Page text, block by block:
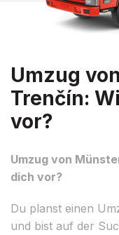
Umzug
Trenčín:
vor?
Umzug von
dich vor?
Du planst einen
und bist auf der